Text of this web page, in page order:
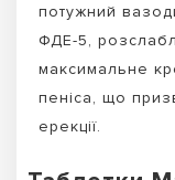
потужний
ФДЕ-5,
максимальне
пеніса, що
ерекції.